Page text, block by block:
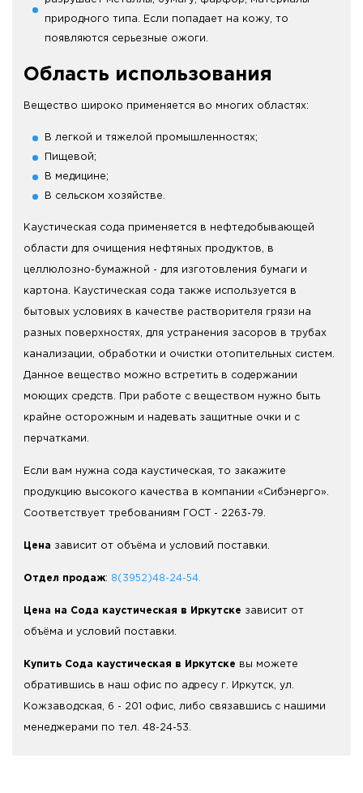
природного типа. Если попадает на кожу, то
появляются серьезные ожоги.
Область использования
Вещество широко применяется во многих областях:
В легкой и тяжелой промышленностях;
Пищевой;
В медицине;
В сельском хозяйстве.
Каустическая сода применяется в нефтедобывающей
области для очищения нефтяных продуктов, в
целлюлозно-бумажной - для изготовления бумаги и
картона. Каустическая сода также используется в
бытовых условиях в качестве растворителя грязи на
разных поверхностях, для устранения засоров в трубах
канализации, обработки и очистки отопительных систем.
Данное вещество можно встретить в содержании
моющих средств. При работе с веществом нужно быть
крайне осторожным и надевать защитные очки и с
перчатками.
Если вам нужна сода каустическая, то закажите
продукцию высокого качества в компании «Сибэнерго».
Соответствует требованиям ГОСТ - 2263-79.
Цена зависит от объёма и условий поставки.
Отдел продаж: 8(3952)48-24-54.
Цена на Сода каустическая в Иркутске зависит от
объёма и условий поставки.
Купить Сода каустическая в Иркутске вы можете
обратившись в наш офис по адресу г. Иркутск, ул.
Кожзаводская, 6 - 201 офис, либо связавшись с нашими
менеджерами по тел. 48-24-53.